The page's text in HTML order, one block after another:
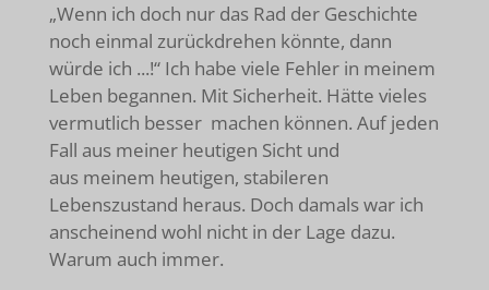
„Wenn ich doch nur das Rad der Geschichte
noch einmal zurückdrehen könnte, dann
würde ich ...!“ Ich habe viele Fehler in meinem
Leben begannen. Mit Sicherheit. Hätte vieles
vermutlich besser machen können. Auf jeden
Fall aus meiner heutigen Sicht und
aus meinem heutigen, stabileren
Lebenszustand heraus. Doch damals war ich
anscheinend wohl nicht in der Lage dazu.
Warum auch immer.